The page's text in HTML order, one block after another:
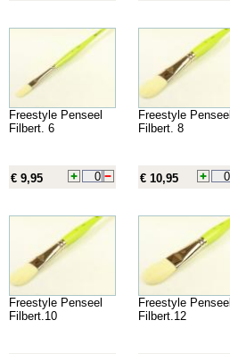
Freestyle Penseel
Filbert. 6
€ 9,95
Freestyle Penseel
Filbert. 8
€ 10,95
Freestyle Penseel
Filbert.10
Freestyle Penseel
Filbert.12